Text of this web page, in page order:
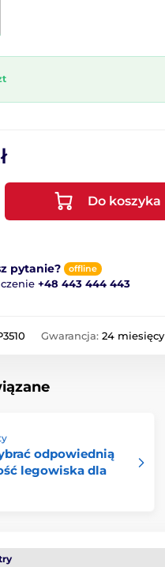
Do koszyka
pytanie? offline
+48 443 444 443
Gwarancja: 24 miesięcy
odpowiednią
legowiska dla